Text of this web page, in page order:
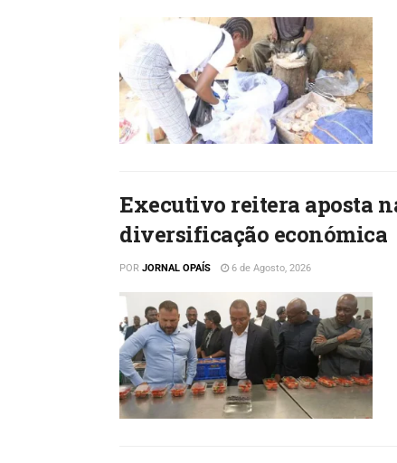
Executivo reitera aposta
diversificação económica
POR JORNAL OPAÍS 6 de Agosto, 2026